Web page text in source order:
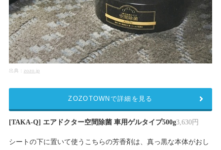
出典： zozo.jp
[TAKA-Q] エアドクター空間除菌 車用ゲルタイプ500g3,630円
シートの下に置いて使うこちらの芳香剤は、真っ黒な本体がおし
ZOZOTOWNで詳細を見る